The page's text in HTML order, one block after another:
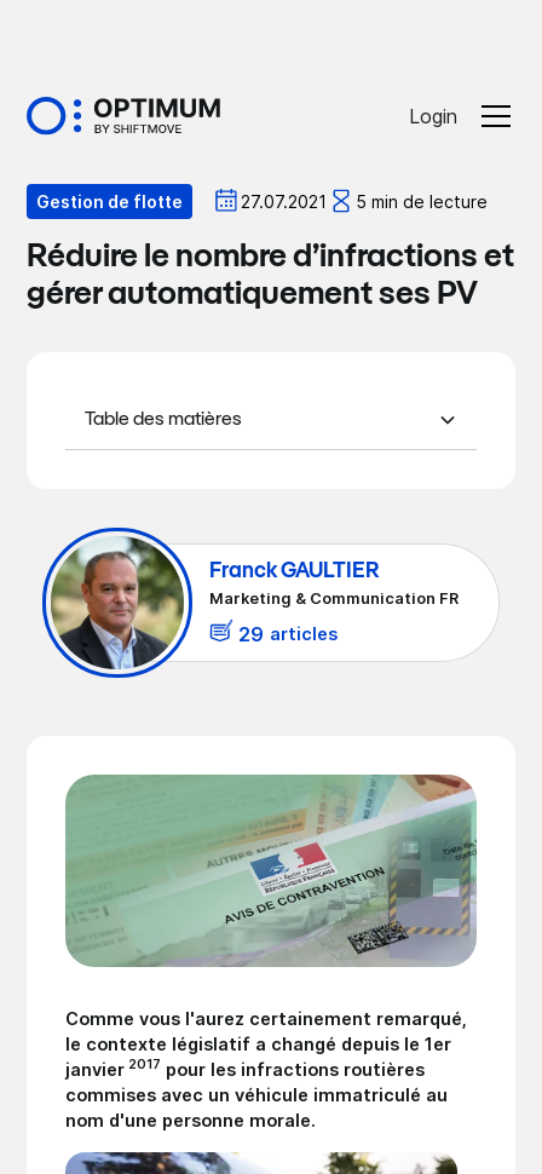
Login
Gestion de flotte 27.07.2021 5 min de lecture
Réduire le nombre d’infractions et
gérer automatiquement ses PV
Table des matières
Franck GAULTIER
Marketing & Communication FR
29 articles
Comme vous l'aurez certainement remarqué,
le contexte législatif a changé depuis le 1er
janvier 2017 pour les infractions routières
commises avec un véhicule immatriculé au
nom d'une personne morale.